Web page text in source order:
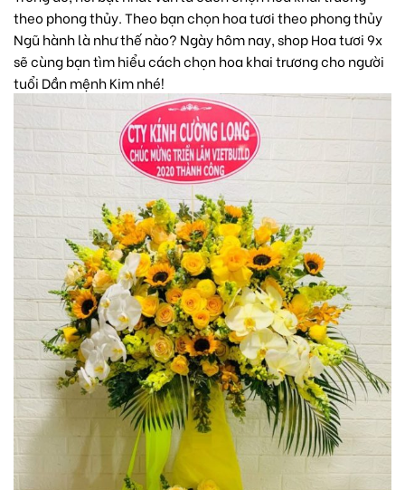
theo phong thủy. Theo bạn chọn hoa tươi theo phong thủy
Ngũ hành là như thế nào? Ngày hôm nay, shop Hoa tươi 9x
sẽ cùng bạn tìm hiểu cách chọn hoa khai trương cho người
tuổi Dần mệnh Kim nhé!